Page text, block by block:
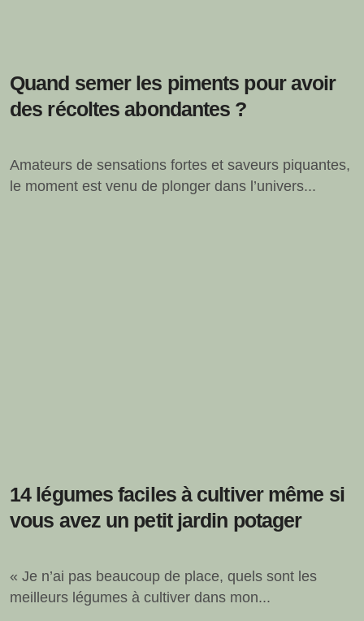
Quand semer les piments pour avoir
des récoltes abondantes ?
Amateurs de sensations fortes et saveurs piquantes,
le moment est venu de plonger dans l’univers...
14 légumes faciles à cultiver même si
vous avez un petit jardin potager
« Je n’ai pas beaucoup de place, quels sont les
meilleurs légumes à cultiver dans mon...